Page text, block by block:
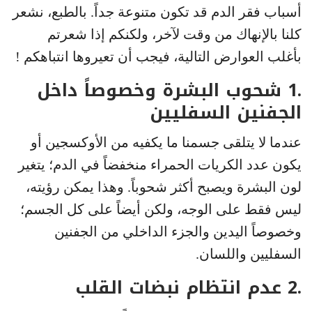
أسباب فقر الدم قد تكون متنوعة جداً. بالطبع، نشعر
كلنا بالإنهاك من وقت لآخر، ولكنكم إذا شعرتم
بأغلب العوارض التالية، فيجب أن تعيروها انتباهكم !
.1 شحوب البشرة وخصوصاً داخل
الجفنين السفليين
عندما لا يتلقى جسمنا ما يكفيه من الأوكسجين أو
يكون عدد الكريات الحمراء منخفضاً في الدم؛ يتغير
لون البشرة ويصبح أكثر شحوباً. وهذا يمكن رؤيته،
ليس فقط على الوجه، ولكن أيضاً على كل الجسم؛
وخصوصاً اليدين والجزء الداخلي من الجفنين
السفليين واللسان.
.2 عدم انتظام نبضات القلب